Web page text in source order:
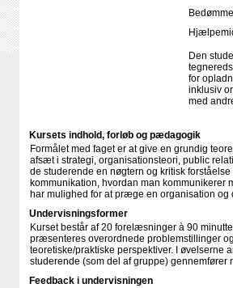
Den
for
inklusiv
med
Kursets indhold, forløb og pædagogik
Formålet med faget er at give en grundig
afsæt i strategi, organisationsteori, public
de studerende en nøgtern og kritisk
kommunikation, hvordan man kommunikerer
har mulighed for at præge en organisation og
Undervisningsformer
Kurset består af 20 forelæsninger à 90
præsenteres overordnede problemstillinger
teoretiske/praktiske perspektiver. I øvelserne
studerende (som del af gruppe)
Feedback i undervisningen